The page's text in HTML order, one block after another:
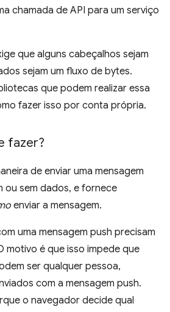
chamada de API para um serviço
que alguns cabeçalhos sejam
sejam um fluxo de bytes.
que podem realizar essa
fazer isso por conta própria.
fazer?
de enviar uma mensagem
ou sem dados, e fornece
enviar a mensagem.
uma mensagem push precisam
motivo é que isso impede que
ser qualquer pessoa,
com a mensagem push.
o navegador decide qual